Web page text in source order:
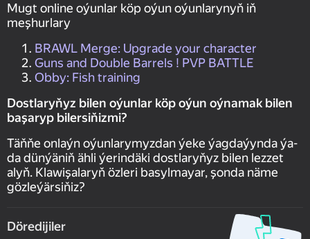
Mugt online oýunlar köp oýun oýunlarynyň iň
meşhurlary
BRAWL Merge: Upgrade your character
Guns and Double Barrels ! PVP BATTLE
Obby: Fish training
Dostlaryňyz bilen oýunlar köp oýun oýnamak bilen
başaryp bilersiňizmi?
Täňňe onlaýn oýunlarymyzdan ýeke ýagdaýynda ýa-
da dünýäniň ähli ýerindäki dostlaryňyz bilen lezzet
alyň. Klawişalaryň özleri basylmayar, şonda näme
gözleýärsiňiz?
Döredijiler